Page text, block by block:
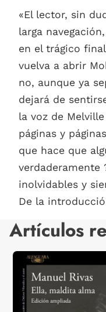
«El lector, sin
larga
en el trágico
vuelva a abrir
no, aunque ya
dejará de
la voz de
páginas y
que hace que
verdaderamente
inolvidables y
De la
Artículos